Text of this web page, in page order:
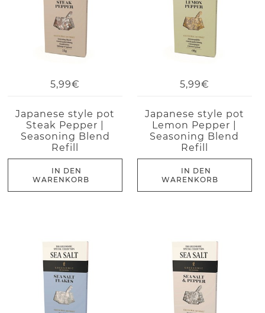
5,99€
Japanese style pot
Steak Pepper |
Seasoning Blend
Refill
IN DEN
WARENKORB
5,99€
Japanese style pot
Lemon Pepper |
Seasoning Blend
Refill
IN DEN
WARENKORB